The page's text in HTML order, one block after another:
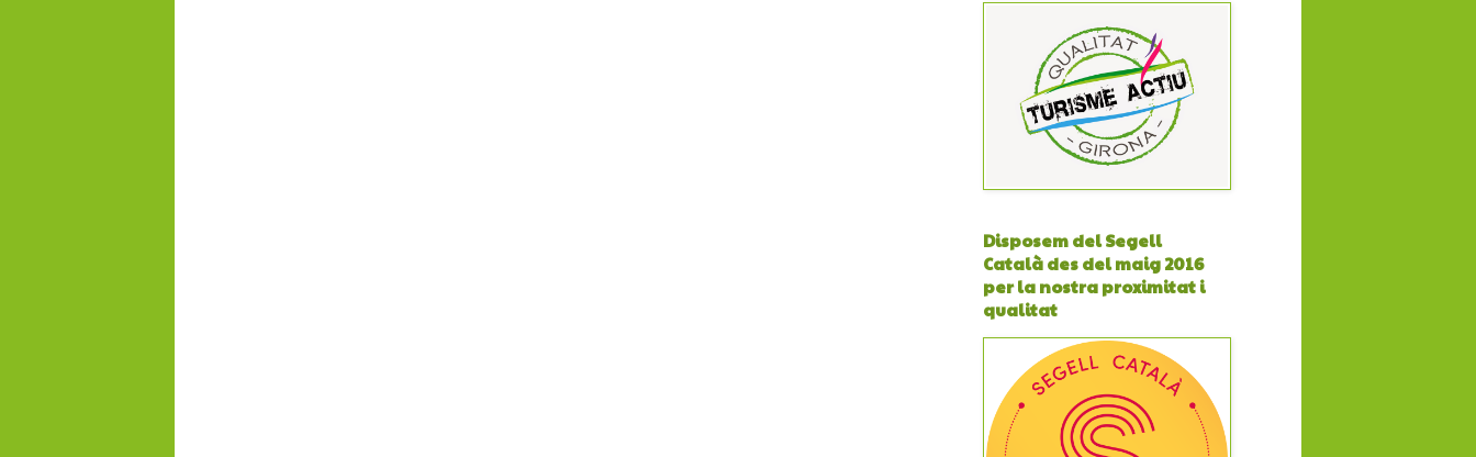
Disposem del Segell
Català des del maig 2016
per la nostra proximitat i
qualitat